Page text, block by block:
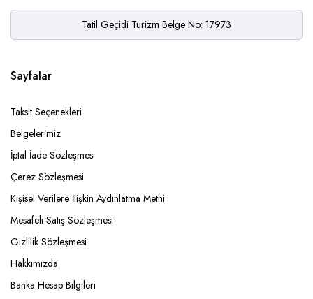
Tatil Geçidi Turizm Belge No: 17973
Sayfalar
Taksit Seçenekleri
Belgelerimiz
İptal İade Sözleşmesi
Çerez Sözleşmesi
Kişisel Verilere İlişkin Aydınlatma Metni
Mesafeli Satış Sözleşmesi
Gizlilik Sözleşmesi
Hakkımızda
Banka Hesap Bilgileri